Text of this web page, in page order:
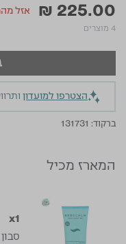
₪ 225.00 אזל
4 מוצרים
הצטרפו למועדון
ברקוד: 131731
המארז מכיל
x1